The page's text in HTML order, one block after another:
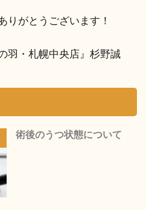
りがとうございます！
羽・札幌中央店』杉野誠
術後のうつ状態について